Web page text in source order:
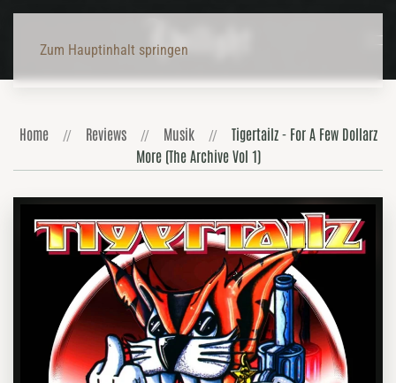
Zum Hauptinhalt springen
Home Reviews Musik
Tigertailz - For A Few Dollarz
More (The Archive Vol 1)